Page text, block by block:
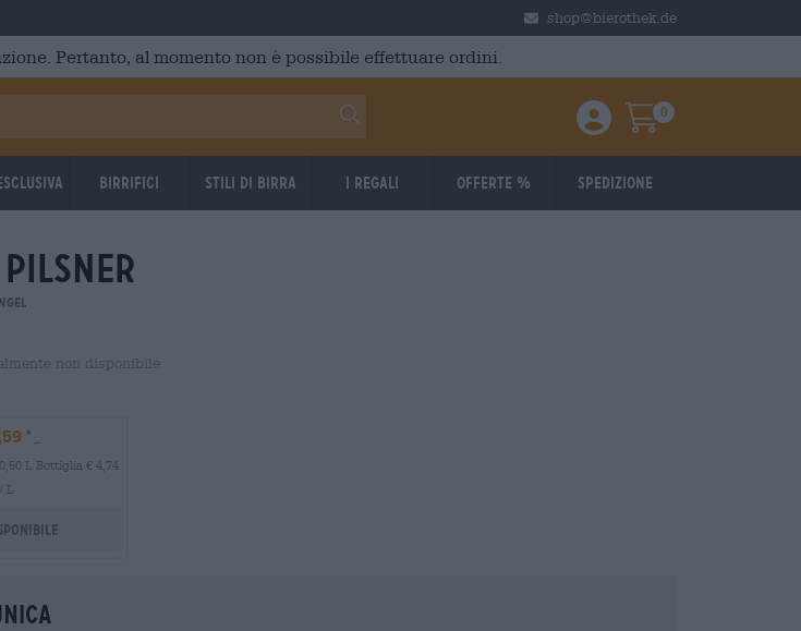
shop@bierothek.de
Pertanto, al momento non è possibile effettuare ordini.
Einloggen / Anmelden
Warenkorb
0
Birrifici Stili di birra I regali Offerte % Spedizione
non disponibile
0,50 L Bottiglia € 4,74
/ L